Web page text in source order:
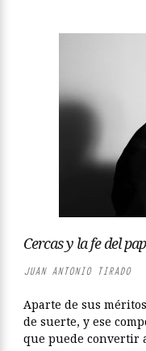
Cercas y la fe del
JUAN ANTONIO TIRADO
Aparte de sus
de suerte, y ese
que puede convertir